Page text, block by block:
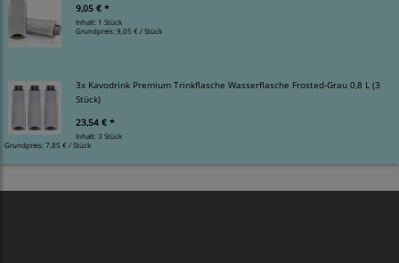
9,05 € *
Inhalt: 1 Stück
Grundpreis:9,05 € / Stück
3x Kavodrink Premium Trinkflasche Wasserflasche Frosted-Grau 0,8 L (3
Stück)
23,54 € *
Inhalt: 3 Stück
Grundpreis:7,85 € / Stück